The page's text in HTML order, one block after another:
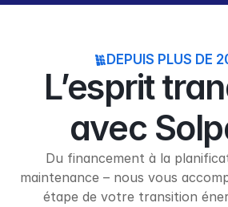
DEPUIS PLUS DE
L’esprit
avec
Du financement à la
maintenance – nous vous
étape de votre transition